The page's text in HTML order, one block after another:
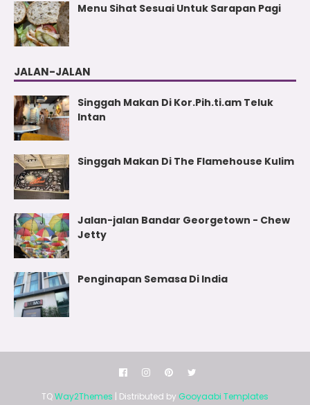
Menu Sihat Sesuai Untuk Sarapan Pagi
JALAN-JALAN
Singgah Makan Di Kor.Pih.ti.am Teluk
Intan
Singgah Makan Di The Flamehouse Kulim
Jalan-jalan Bandar Georgetown - Chew
Jetty
Penginapan Semasa Di India
TQWay2Themes | Distributed by Gooyaabi Templates